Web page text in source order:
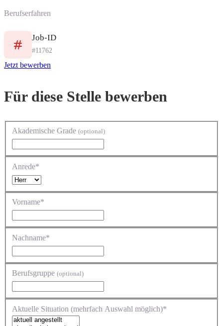
Berufserfahren
Job-ID
#11762
Jetzt bewerben
Für diese Stelle bewerben
Akademische Grade (optional)
Anrede*
Vorname*
Nachname*
Berufsgruppe (optional)
Aktuelle Situation (mehrfach Auswahl möglich)*